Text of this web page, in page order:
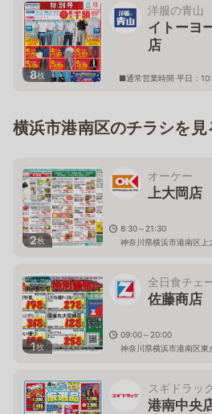
8枚
洋服の青山
イトーヨ
店
■通常営業時間 平日：
ドー横浜別所店２階
横浜市港南区のチラシを見
2枚
オーケー
上大岡店
8:30～21:30
神奈川県横浜市港南区
1枚
全日食チェ
佐藤商店
09:00～20:00
神奈川県横浜市港南区東
スギドラッ
港南中央